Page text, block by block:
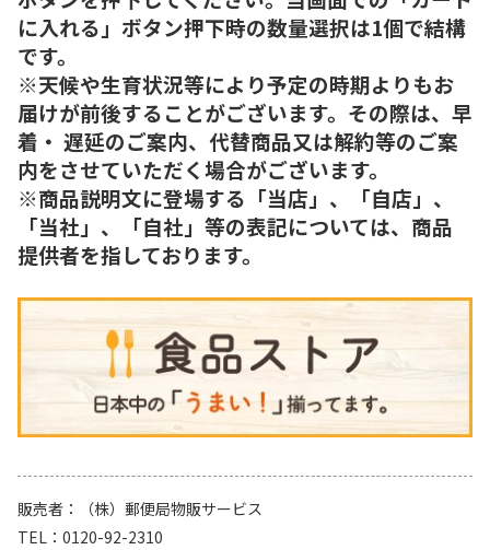
に入れる」ボタン押下時の数量選択は1個で結構
です。
※天候や生育状況等により予定の時期よりもお
届けが前後することがございます。その際は、早
着・ 遅延のご案内、代替商品又は解約等のご案
内をさせていただく場合がございます。
※商品説明文に登場する「当店」、「自店」、
「当社」、「自社」等の表記については、商品
提供者を指しております。
販売者
（株）郵便局物販サービス
TEL
0120-92-2310